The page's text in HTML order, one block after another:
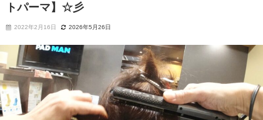
トパーマ】☆彡
2022年2月16日 2026年5月26日